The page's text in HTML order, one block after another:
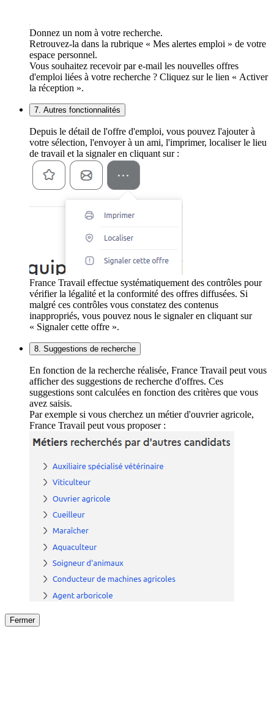
Donnez un nom à votre recherche.
Retrouvez-la dans la rubrique « Mes alertes emploi » de votre
espace personnel.
Vous souhaitez recevoir par e-mail les nouvelles offres
d'emploi liées à votre recherche ? Cliquez sur le lien « Activer
la réception ».
7. Autres fonctionnalités
Depuis le détail de l'offre d'emploi, vous pouvez l'ajouter à
votre sélection, l'envoyer à un ami, l'imprimer, localiser le lieu
de travail et la signaler en cliquant sur :
France Travail effectue systématiquement des contrôles pour
vérifier la légalité et la conformité des offres diffusées. Si
malgré ces contrôles vous constatez des contenus
inappropriés, vous pouvez nous le signaler en cliquant sur
« Signaler cette offre ».
8. Suggestions de recherche
En fonction de la recherche réalisée, France Travail peut vous
afficher des suggestions de recherche d'offres. Ces
suggestions sont calculées en fonction des critères que vous
avez saisis.
Par exemple si vous cherchez un métier d'ouvrier agricole,
France Travail peut vous proposer :
Fermer